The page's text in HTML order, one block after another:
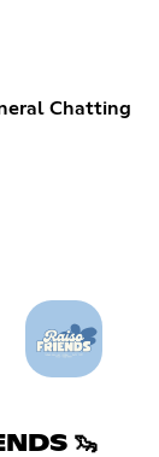
Chatting
🦦